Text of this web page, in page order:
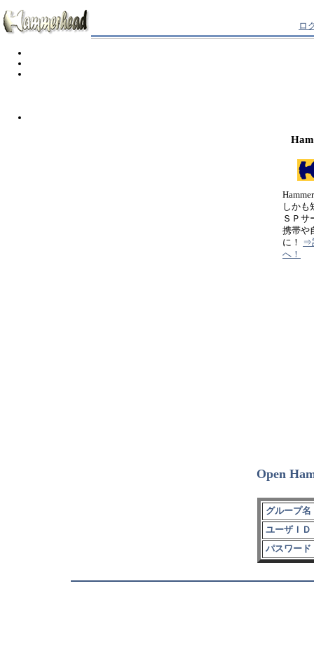
ロ
しかも
ＳＰサ
携帯や
に！ ⇒
へ！
Open
グループ
ユーザＩ
パスワー